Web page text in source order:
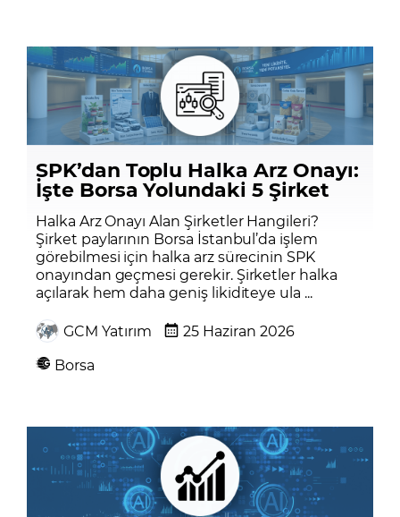
SPK’dan Toplu Halka Arz Onayı:
İşte Borsa Yolundaki 5 Şirket
Halka Arz Onayı Alan Şirketler Hangileri?
Şirket paylarının Borsa İstanbul’da işlem
görebilmesi için halka arz sürecinin SPK
onayından geçmesi gerekir. Şirketler halka
açılarak hem daha geniş likiditeye ula ...
GCM Yatırım
25 Haziran 2026
Borsa